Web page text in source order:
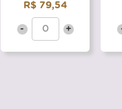
R$ 79,54
- +